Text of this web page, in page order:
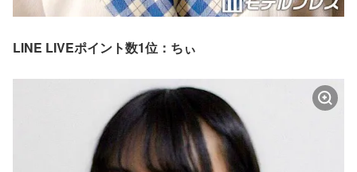
LINE LIVEポイント数1位：ちぃ